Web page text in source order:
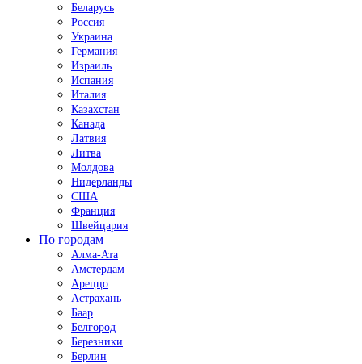
Беларусь
Россия
Украина
Германия
Израиль
Испания
Италия
Казахстан
Канада
Латвия
Литва
Молдова
Нидерланды
США
Франция
Швейцария
По городам
Алма-Ата
Амстердам
Ареццо
Астрахань
Баар
Белгород
Березники
Берлин